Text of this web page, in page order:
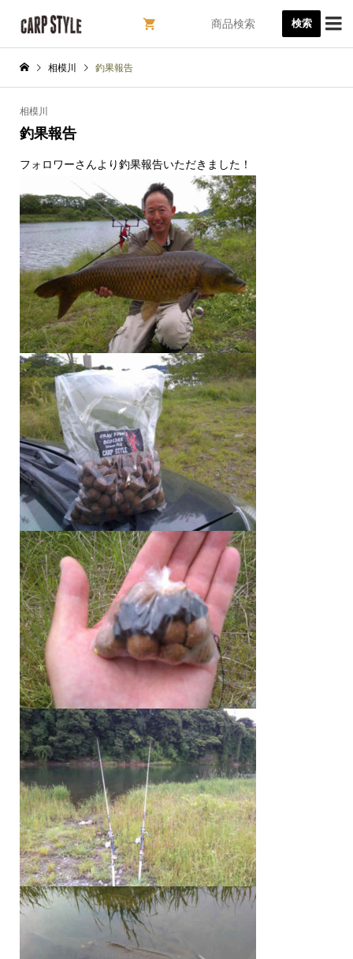
検索 
相模川 釣果報告
相模川
釣果報告
フォロワーさんより釣果報告いただきました！